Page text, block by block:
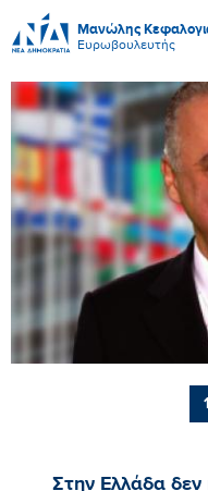
Μανώλης
Ευρωβουλευτής
Στην Ελλάδα δεν